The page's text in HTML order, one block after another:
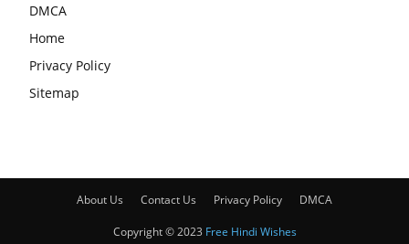
DMCA
Home
Privacy Policy
Sitemap
About Us Contact Us Privacy Policy DMCA
Copyright © 2023 Free Hindi Wishes